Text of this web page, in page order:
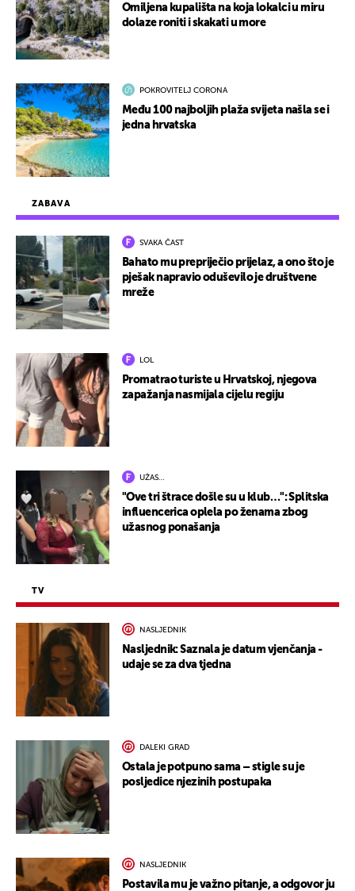
ZABAVA
SVAKA ČAST
Bahato mu prepriječio prijelaz, a ono što je
pješak napravio oduševilo je društvene
mreže
LOL
Promatrao turiste u Hrvatskoj, njegova
zapažanja nasmijala cijelu regiju
UŽAS…
"Ove tri štrace došle su u klub…": Splitska
influencerica oplela po ženama zbog
užasnog ponašanja
TV
NASLJEDNIK
Nasljednik: Saznala je datum vjenčanja -
udaje se za dva tjedna
DALEKI GRAD
Ostala je potpuno sama – stigle su je
posljedice njezinih postupaka
NASLJEDNIK
Postavila mu je važno pitanje, a odgovor ju
Omiljena kupališta na koja lokalci u miru
dolaze roniti i skakati u more
POKROVITELJ CORONA
Među 100 najboljih plaža svijeta našla se i
jedna hrvatska